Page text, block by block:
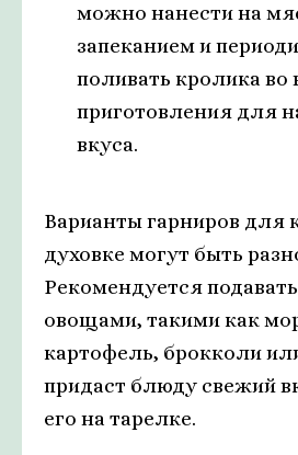
можно нанести на
запеканием и
поливать кролика во
приготовления для
вкуса.
Варианты гарниров для
духовке могут быть
Рекомендуется
овощами, такими как
картофель, брокколи
придаст блюду свежий
его на тарелке.